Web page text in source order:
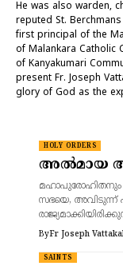
He was also warden,
reputed St.
first principal of the
of Malankara Catholic
of Kanyakumari
present Fr. Joseph
glory of God as the
HOLY ORDERS
അൽമായ
സഭയെ, അവിടുന്ന്
ByFr Joseph
SAINTS